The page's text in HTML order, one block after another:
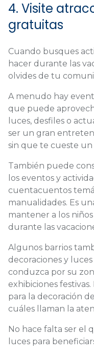
4. Visite
gratuitas
Cuando busques
hacer durante las
olvides de tu
A menudo hay
que puede
luces, desfiles o
ser un gran
sin que te cueste un
También puede
los eventos y
cuentacuentos
manualidades. Es
mantener a los
durante las
Algunos barrios
decoraciones y
conduzca por su
exhibiciones
para la decoración
cuáles llaman la
No hace falta ser el
luces para